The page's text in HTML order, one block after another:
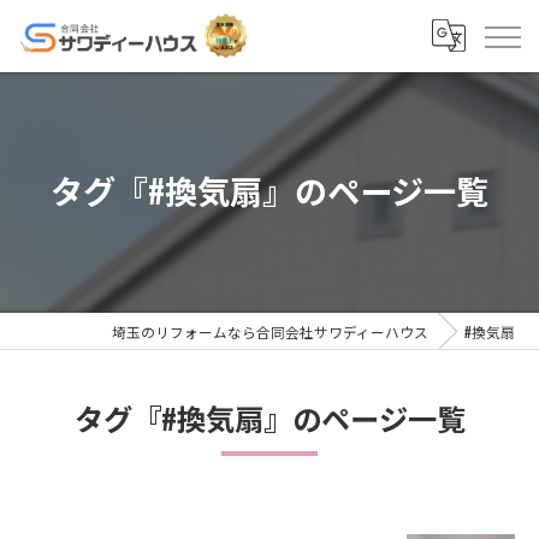
タグ『#換気扇』のページ一覧
埼玉のリフォームなら合同会社サワディーハウス #換気扇
タグ『#換気扇』のページ一覧